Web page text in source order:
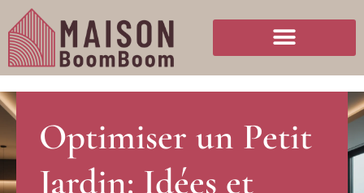
Optimiser un Petit
Jardin: Idées et